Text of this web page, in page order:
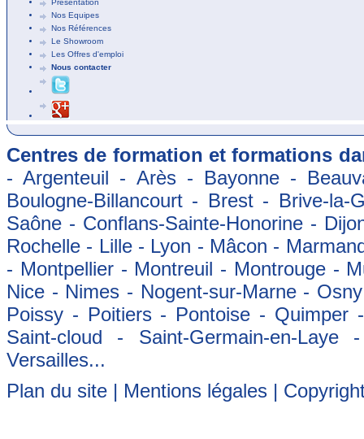
Nos Equipes
Nos Références
Le Showroom
Les Offres d'emploi
Nous contacter
Centres de formation et formations
- Argenteuil - Arès - Bayonne -
Boulogne-Billancourt - Brest - Brive-
Saône - Conflans-Sainte-Honorine -
Rochelle - Lille - Lyon - Mâcon -
- Montpellier - Montreuil - Montrouge -
Nice - Nimes - Nogent-sur-Marne -
Poissy - Poitiers - Pontoise -
Saint-cloud - Saint-Germain-en-
Versailles...
Plan du site | Mentions légales |